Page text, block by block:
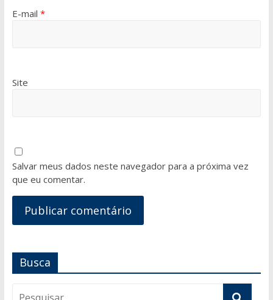
E-mail *
Site
Salvar meus dados neste navegador para a próxima vez
que eu comentar.
Busca